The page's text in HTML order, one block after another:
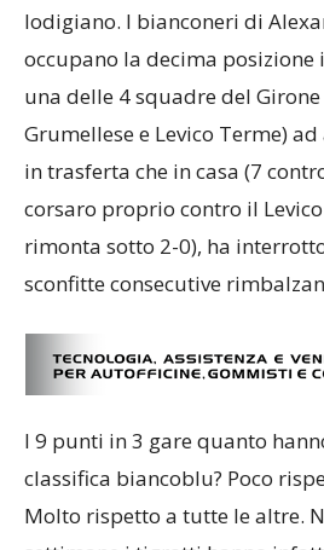
lodigiano. I bianconeri di
occupano la decima posizione
una delle 4 squadre del
Grumellese e Levico Terme)
in trasferta che in casa (7
corsaro proprio contro il
rimonta sotto 2-0), ha
sconfitte consecutive
I 9 punti in 3 gare quanto
classifica biancoblu? Poco
Molto rispetto a tutte le altre.